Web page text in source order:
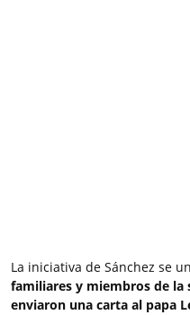
La iniciativa de Sánchez se
familiares y miembros de la
enviaron una carta al papa